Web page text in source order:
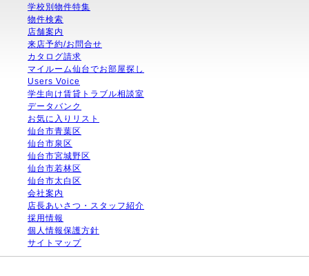
学校別物件特集
物件検索
店舗案内
来店予約/お問合せ
カタログ請求
マイルーム仙台でお部屋探し
Users Voice
学生向け賃貸トラブル相談室
データバンク
お気に入りリスト
仙台市青葉区
仙台市泉区
仙台市宮城野区
仙台市若林区
仙台市太白区
会社案内
店長あいさつ・スタッフ紹介
採用情報
個人情報保護方針
サイトマップ